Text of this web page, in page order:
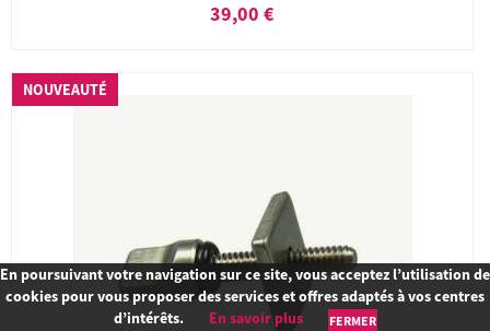
39,00 €
NOUVEAUTÉ
En poursuivant votre navigation sur ce site, vous acceptez l’utilisation de
cookies pour vous proposer des services et offres adaptés à vos centres
d’intérêts.
En savoir plus FERMER